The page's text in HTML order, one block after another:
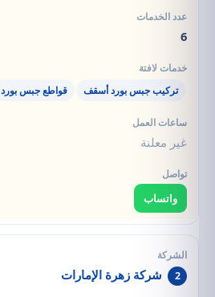
6
تركيب جبس بورد أسقف قواطع جبس بورد
غير معلنة
واتساب
2 شركة زهرة الإمارات